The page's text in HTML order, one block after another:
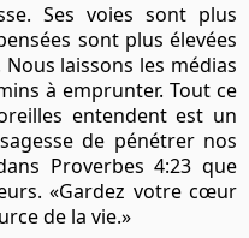
Ses voies sont plus
sont plus élevées
laissons les médias
à emprunter. Tout ce
entendent est un
de pénétrer nos
Proverbes 4:23 que
«Gardez votre cœur
de la vie.»